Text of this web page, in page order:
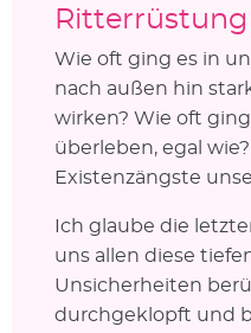
Ritterrüstung
Wie oft ging es in
nach außen hin
wirken? Wie oft
überleben, egal
Existenzängste
Ich glaube die
uns allen diese
Unsicherheiten
durchgeklopft und